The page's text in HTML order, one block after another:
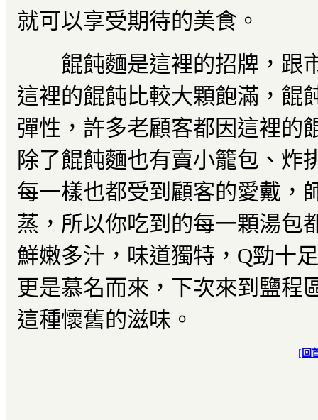
就可以享受期待的美食。
餛飩麵是這裡的招牌，跟
這裡的餛飩比較大顆飽滿，餛
彈性，許多老顧客都因這裡的
除了餛飩麵也有賣小籠包、炸
每一樣也都受到顧客的愛戴，
蒸，所以你吃到的每一顆湯包
鮮嫩多汁，味道獨特，Q勁十
更是慕名而來，下次來到鹽程
這種懷舊的滋味。
[ 回